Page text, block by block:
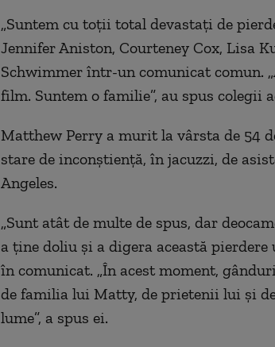
„Suntem cu toţii total devastaţi de
Jennifer Aniston, Courteney Cox, Lisa
Schwimmer într-un comunicat comun.
film. Suntem o familie”, au spus colegii
Matthew Perry a murit la vârsta de 54
stare de inconştienţă, în jacuzzi, de
Angeles.
„Sunt atât de multe de spus, dar
a ţine doliu şi a digera această
în comunicat. „În acest moment,
de familia lui Matty, de prietenii lui şi
lume”, a spus ei.